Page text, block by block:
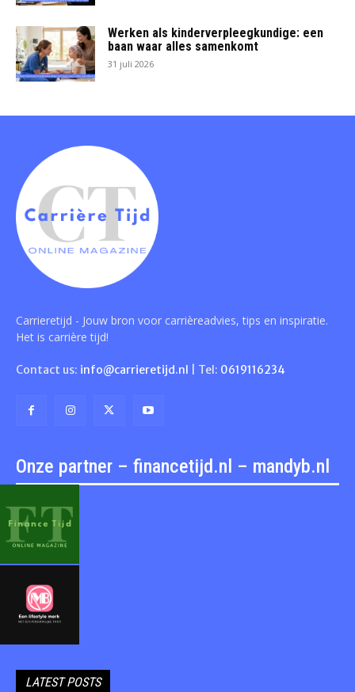
Werken als kinderverpleegkundige: een
baan waar alles samenkomt
31 juli 2026
Carrieretijd - Jouw bron voor carrièreadvies, tips en inspiratie.
Het is carrière tijd!
Contact us: info@carrieretijd.nl | Tel: 0619116234
Onze partner – financetijd.nl – mandyb.nl
LATEST POSTS